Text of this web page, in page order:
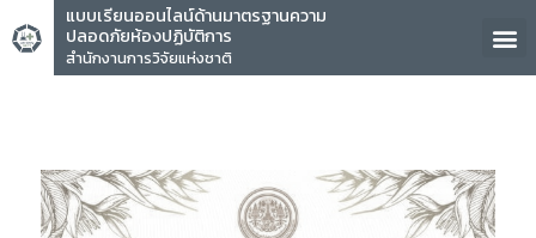
แบบเรียนออนไลน์ด้านมาตรฐานความ
ปลอดภัยห้องปฏิบัติการ
สำนักงานการวิจัยแห่งชาติ